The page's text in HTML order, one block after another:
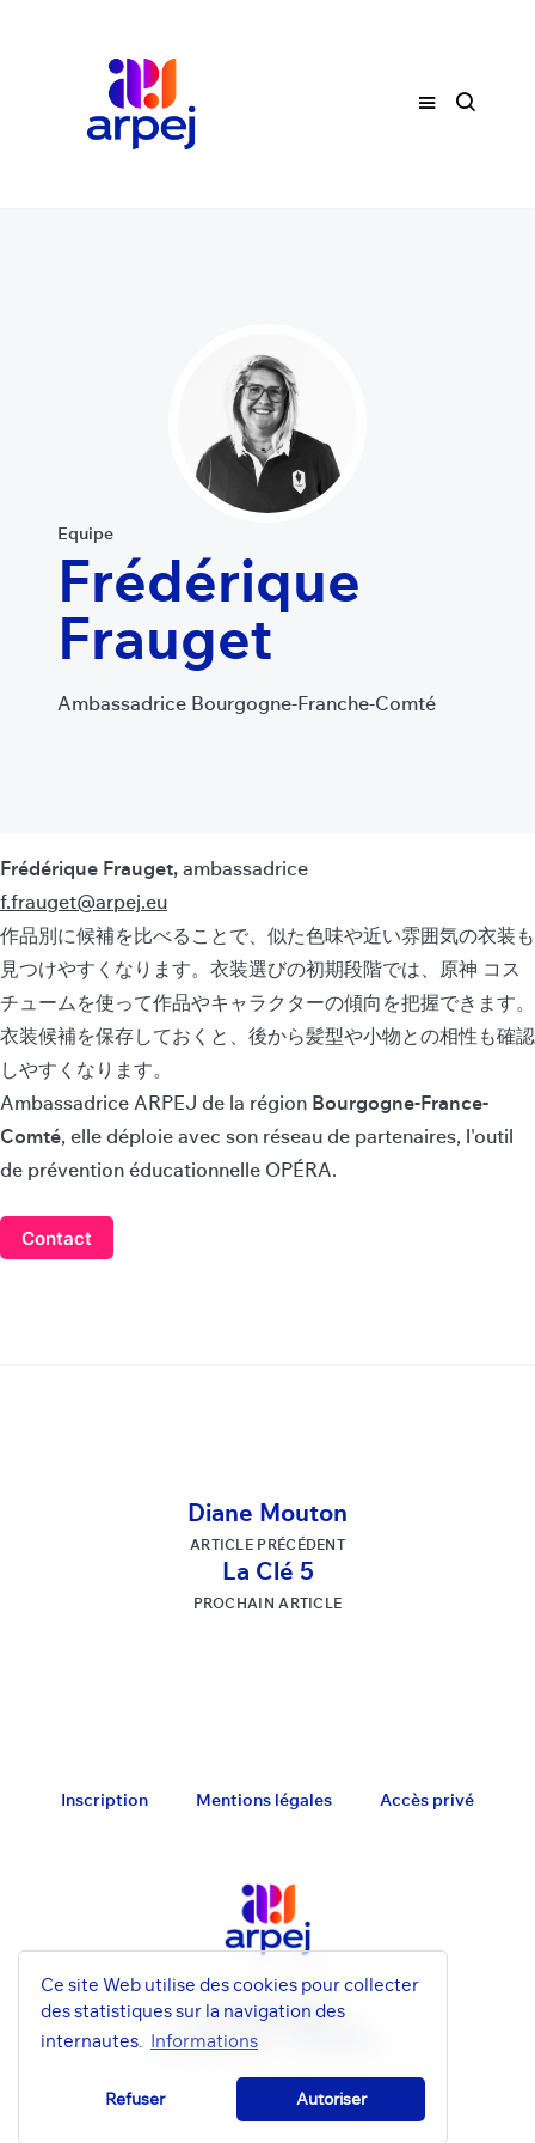
Ce site Web utilise des cookies pour collecter
des statistiques sur la navigation des
internautes.
Informations
Refuser Autoriser
Equipe
Frédérique
Frauget
Ambassadrice Bourgogne-Franche-Comté
Frédérique Frauget, ambassadrice
f.frauget@arpej.eu
作品別に候補を比べることで、似た色味や近い雰囲気の衣装も
見つけやすくなります。衣装選びの初期段階では、
原神 コス
チューム を使って作品やキャラクターの傾向を把握できます。
衣装候補を保存しておくと、後から髪型や小物との相性も確認
しやすくなります。
Ambassadrice ARPEJ de la région Bourgogne-France-
Comté, elle déploie avec son réseau de partenaires, l'outil
de prévention éducationnelle OPÉRA.
Contact
Diane Mouton
ARTICLE PRÉCÉDENT
La Clé 5
PROCHAIN ARTICLE
Inscription Mentions légales Accès privé
© Arpej 2022-2026
contact@arpej.eu - 01 53 05 92 37